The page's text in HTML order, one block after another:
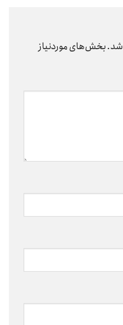
شد.بخش‌های موردنیاز